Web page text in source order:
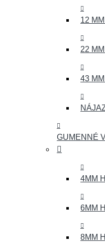
12
22
43
GUMENNÉ
4MM
6MM
8MM